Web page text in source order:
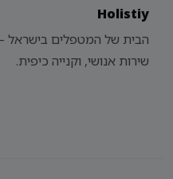
Holistiy
הבית של המטפלים בישראל
שירות אנושי, וקנייה כיפית.